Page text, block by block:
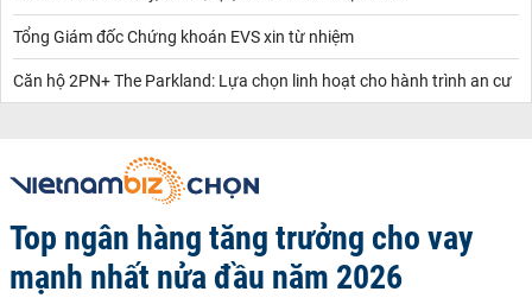
Tổng Giám đốc Chứng khoán EVS xin từ nhiệm
Căn hộ 2PN+ The Parkland: Lựa chọn linh hoạt cho hành trình an cư
Top ngân hàng tăng trưởng cho vay
mạnh nhất nửa đầu năm 2026